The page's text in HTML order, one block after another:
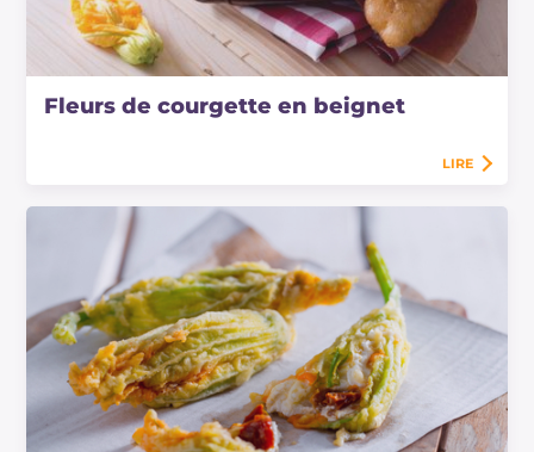
Fleurs de courgette en beignet
LIRE